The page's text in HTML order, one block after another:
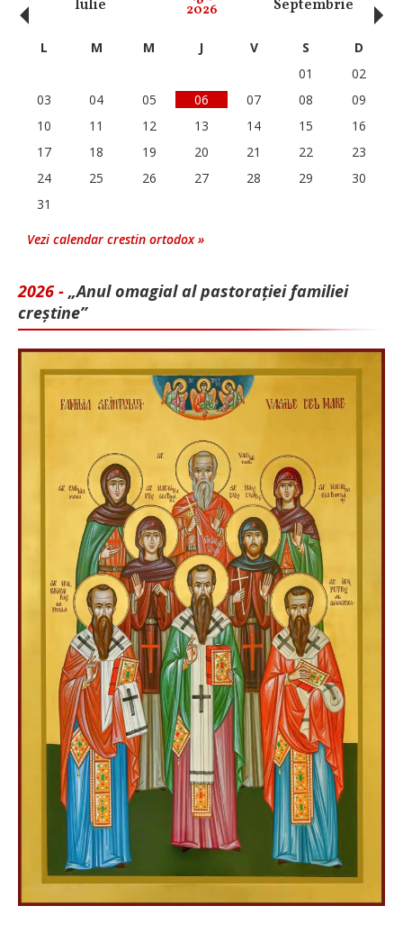
Iulie 2026 Septembrie
‹ L M M J V S
D
01
02
03
04 05 06 07 08
09
10
11 12 13 14 15
16
17
18 19 20 21 22
23
24
25 26 27 28 29
30
31
Vezi calendar crestin ortodox »
2026 - „Anul omagial al pastorației familiei
creștine”